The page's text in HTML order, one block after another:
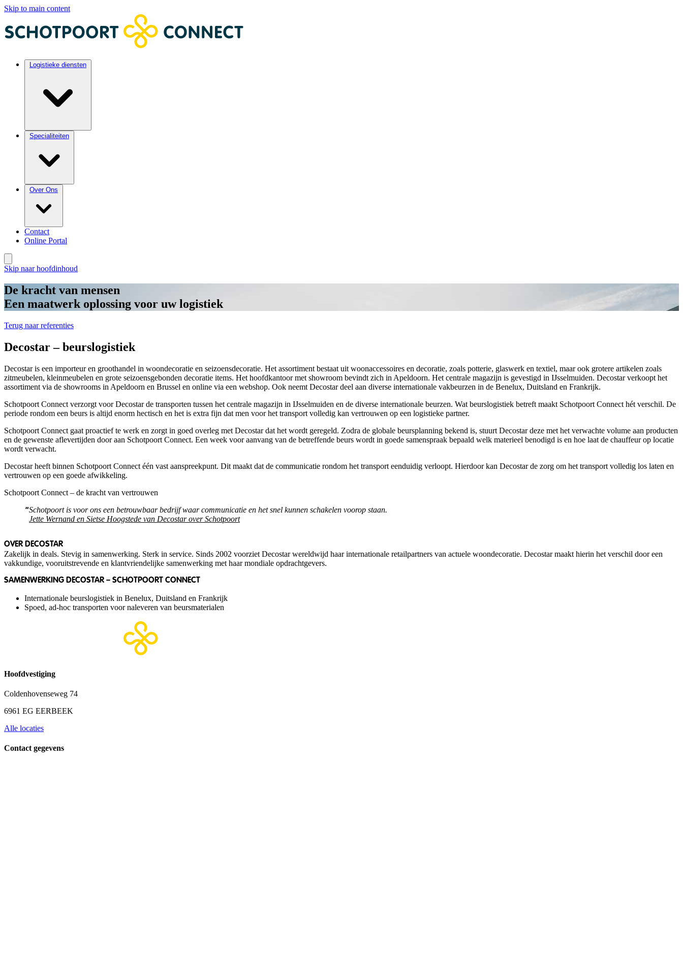
Skip to main content
Logistieke diensten
Specialiteiten
Over Ons
Contact
Online Portal
Skip naar hoofdinhoud
De kracht van mensen
Een maatwerk oplossing voor uw logistiek
Terug naar referenties
Decostar – beurslogistiek
Decostar is een importeur en groothandel in woondecoratie en seizoensdecoratie. Het assortiment bestaat uit woonaccessoires en decoratie, zoals potterie, glaswerk en textiel, maar ook grotere artikelen zoals
zitmeubelen, kleinmeubelen en grote seizoensgebonden decoratie items. Het hoofdkantoor met showroom bevindt zich in Apeldoorn. Het centrale magazijn is gevestigd in IJsselmuiden. Decostar verkoopt het
assortiment via de showrooms in Apeldoorn en Brussel en online via een webshop. Ook neemt Decostar deel aan diverse internationale vakbeurzen in de Benelux, Duitsland en Frankrijk.
Schotpoort Connect verzorgt voor Decostar de transporten tussen het centrale magazijn in IJsselmuiden en de diverse internationale beurzen. Wat beurslogistiek betreft maakt Schotpoort Connect hét verschil. De
periode rondom een beurs is altijd enorm hectisch en het is extra fijn dat men voor het transport volledig kan vertrouwen op een logistieke partner.
Schotpoort Connect gaat proactief te werk en zorgt in goed overleg met Decostar dat het wordt geregeld. Zodra de globale beursplanning bekend is, stuurt Decostar deze met het verwachte volume aan producten
en de gewenste aflevertijden door aan Schotpoort Connect. Een week voor aanvang van de betreffende beurs wordt in goede samenspraak bepaald welk materieel benodigd is en hoe laat de chauffeur op locatie
wordt verwacht.
Decostar heeft binnen Schotpoort Connect één vast aanspreekpunt. Dit maakt dat de communicatie rondom het transport eenduidig verloopt. Hierdoor kan Decostar de zorg om het transport volledig los laten en
vertrouwen op een goede afwikkeling.
Schotpoort Connect – de kracht van vertrouwen
Schotpoort is voor ons een betrouwbaar bedrijf waar communicatie en het snel kunnen schakelen voorop staan.
Jette Wernand en Sietse Hoogstede van Decostar over Schotpoort
OVER DECOSTAR
Zakelijk in deals. Stevig in samenwerking. Sterk in service. Sinds 2002 voorziet Decostar wereldwijd haar internationale retailpartners van actuele woondecoratie. Decostar maakt hierin het verschil door een
vakkundige, vooruitstrevende en klantvriendelijke samenwerking met haar mondiale opdrachtgevers.
SAMENWERKING DECOSTAR – SCHOTPOORT CONNECT
Internationale beurslogistiek in Benelux, Duitsland en Frankrijk
Spoed, ad-hoc transporten voor naleveren van beursmaterialen
Hoofdvestiging
Coldenhovenseweg 74
6961 EG EERBEEK
Alle locaties
Contact gegevens